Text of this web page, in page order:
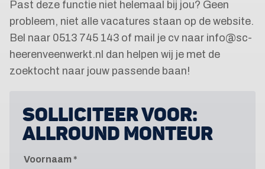
Past deze functie niet helemaal bij jou? Geen
probleem, niet alle vacatures staan op de website.
Bel naar 0513 745 143 of mail je cv naar info@sc-
heerenveenwerkt.nl dan helpen wij je met de
zoektocht naar jouw passende baan!
SOLLICITEER VOOR:
ALLROUND MONTEUR
Voornaam